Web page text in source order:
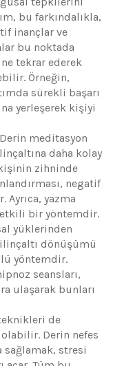
bu farkındalıkla,
inançlar ve
bu noktada
tekrar ederek
Örneğin,
sürekli başarı
yerleşerek kişiyi
meditasyon
daha kolay
zihninde
negatif
Ayrıca, yazma
bir yöntemdir.
yüklerinden
dönüşümü
yöntemdir.
seansları,
ulaşarak bunları
de
Derin nefes
sağlamak, stresi